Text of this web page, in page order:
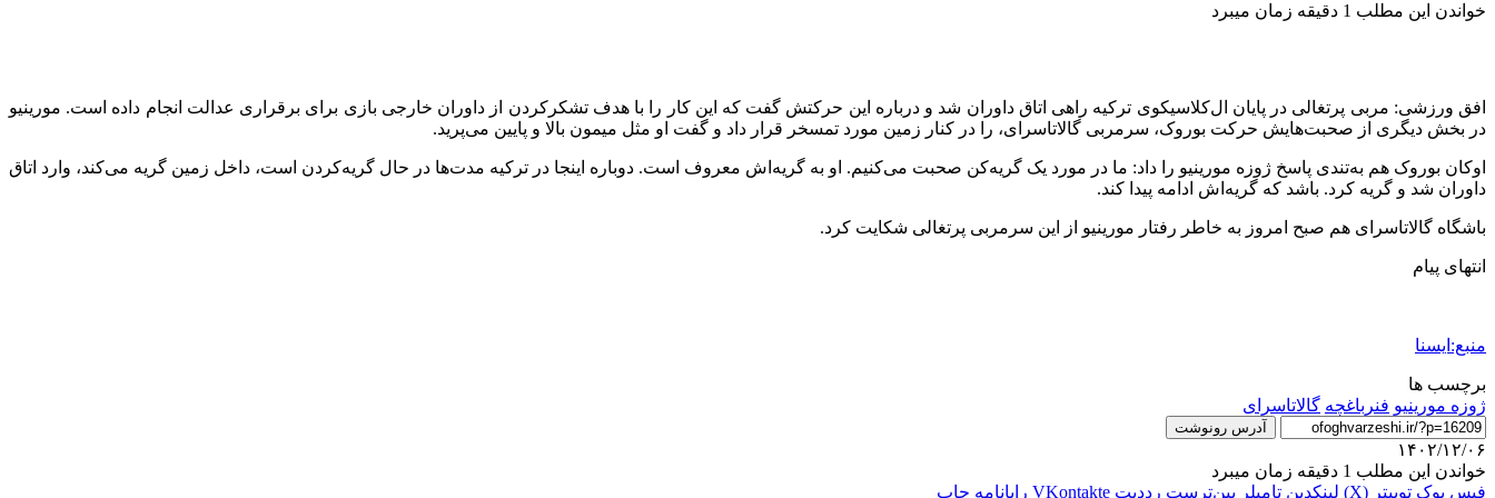
خواندن این مطلب 1 دقیقه زمان میبرد
افق ورزشی: مربی پرتغالی در پایان ال‌کلاسیکوی ترکیه راهی اتاق داوران شد و درباره این حرکتش گفت که این کار را با هدف تشکرکردن از داوران خارجی بازی برای برقراری عدالت انجام داده است. مورینیو
در بخش دیگری از صحبت‌هایش حرکت بوروک، سرمربی گالاتاسرای، را در کنار زمین مورد تمسخر قرار داد و گفت او مثل میمون بالا و پایین می‌پرید.
اوکان بوروک هم به‌تندی پاسخ ژوزه مورینیو را داد: ما در مورد یک گریه‌کن صحبت می‌کنیم. او به گریه‌اش معروف است. دوباره اینجا در ترکیه مدت‌ها در حال گریه‌کردن است، داخل زمین گریه می‌کند، وارد اتاق
داوران شد و گریه کرد. باشد که گریه‌اش ادامه پیدا کند.
باشگاه گالاتاسرای هم صبح امروز به خاطر رفتار مورینیو از این سرمربی پرتغالی شکایت کرد.
انتهای پیام
منبع:ایسنا
برچسب ها
ژوزه مورینیو فنرباغچه گالاتاسرای
آدرس رونوشت
۱۴۰۲/۱۲/۰۶
خواندن این مطلب 1 دقیقه زمان میبرد
فیس بوک توییتر (X) لینکدین ‫تامبلر ‫پین‌ترست ‫رددیت ‫VKontakte رایانامه چاپ